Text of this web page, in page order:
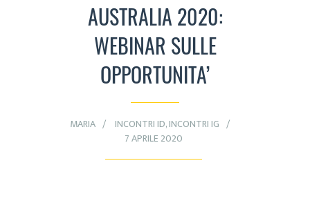
AUSTRALIA 2020:
WEBINAR SULLE
OPPORTUNITA’
MARIA INCONTRI ID,INCONTRI IG
7 APRILE 2020